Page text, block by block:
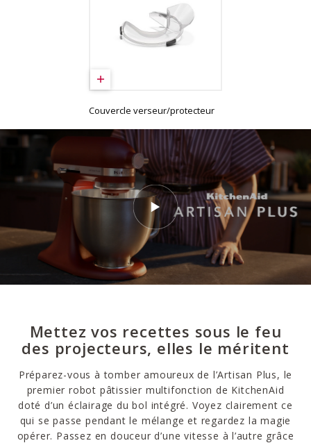
Couvercle verseur/protecteur
Mettez vos recettes sous le feu
des projecteurs, elles le méritent
Préparez-vous à tomber amoureux de l’Artisan Plus, le
premier robot pâtissier multifonction de KitchenAid
doté d’un éclairage du bol intégré. Voyez clairement ce
qui se passe pendant le mélange et regardez la magie
opérer. Passez en douceur d’une vitesse à l’autre grâce